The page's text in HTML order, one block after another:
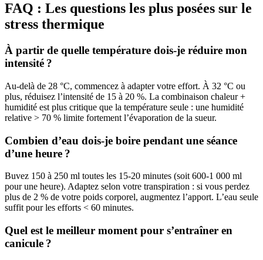
FAQ : Les questions les plus posées sur le
stress thermique
À partir de quelle température dois-je réduire mon
intensité ?
Au-delà de 28 °C, commencez à adapter votre effort. À 32 °C ou
plus, réduisez l’intensité de 15 à 20 %. La combinaison chaleur +
humidité est plus critique que la température seule : une humidité
relative > 70 % limite fortement l’évaporation de la sueur.
Combien d’eau dois-je boire pendant une séance
d’une heure ?
Buvez 150 à 250 ml toutes les 15-20 minutes (soit 600-1 000 ml
pour une heure). Adaptez selon votre transpiration : si vous perdez
plus de 2 % de votre poids corporel, augmentez l’apport. L’eau seule
suffit pour les efforts < 60 minutes.
Quel est le meilleur moment pour s’entraîner en
canicule ?